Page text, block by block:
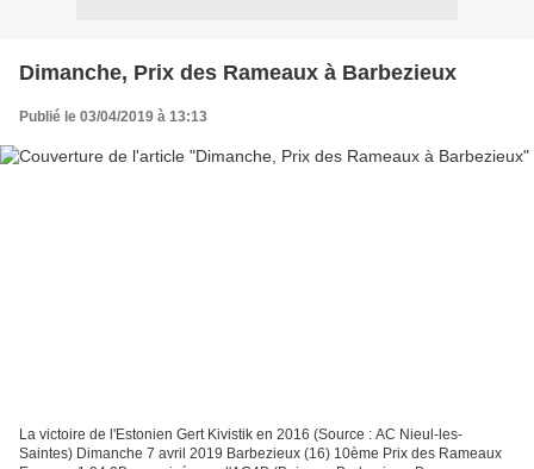
Dimanche, Prix des Rameaux à Barbezieux
Publié le 03/04/2019 à 13:13
La victoire de l'Estonien Gert Kivistik en 2016 (Source : AC Nieul-les-
Saintes) Dimanche 7 avril 2019 Barbezieux (16) 10ème Prix des Rameaux